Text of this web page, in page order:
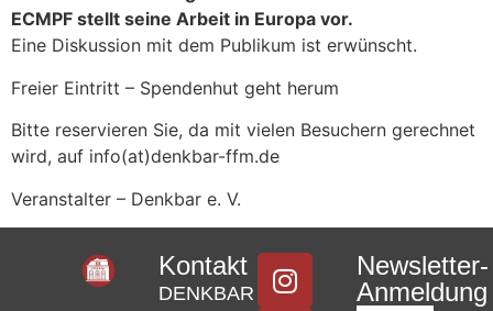
ECMPF stellt seine Arbeit in Europa vor.
Eine Diskussion mit dem Publikum ist erwünscht.
Freier Eintritt – Spendenhut geht herum
Bitte reservieren Sie, da mit vielen Besuchern gerechnet
wird, auf info(at)denkbar-ffm.de
Veranstalter – Denkbar e. V.
Kontakt
DENKBAR
Newsletter-
Anmeldung